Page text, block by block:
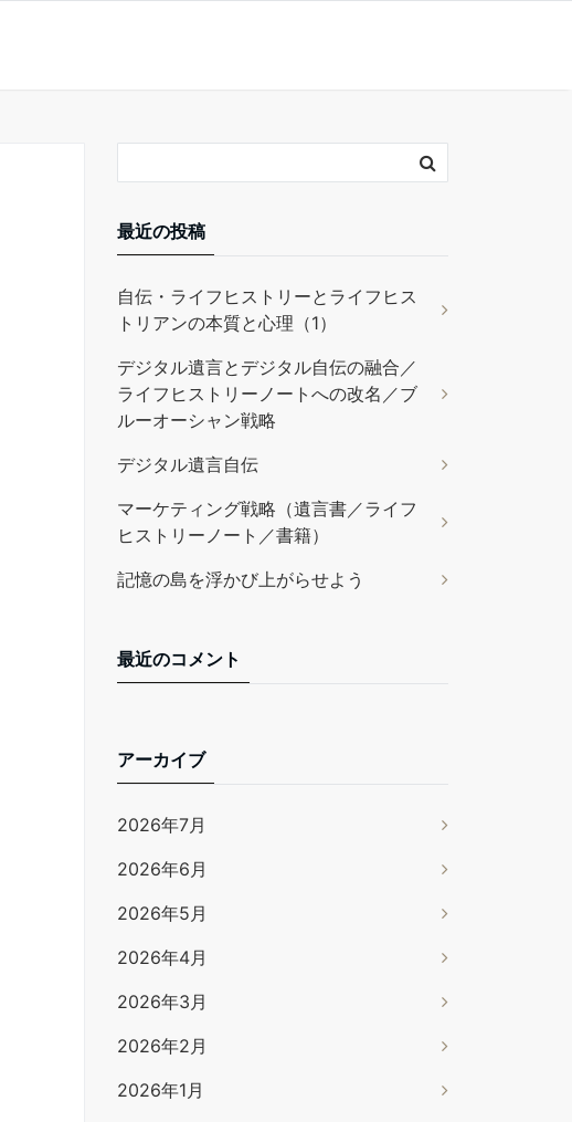
最近の投稿
自伝・ライフヒストリーとライフヒス
トリアンの本質と心理（1）
デジタル遺言とデジタル自伝の融合／
ライフヒストリーノートへの改名／ブ
ルーオーシャン戦略
デジタル遺言自伝
マーケティング戦略（遺言書／ライフ
ヒストリーノート／書籍）
記憶の島を浮かび上がらせよう
最近のコメント
アーカイブ
2026年7月
2026年6月
2026年5月
2026年4月
2026年3月
2026年2月
2026年1月